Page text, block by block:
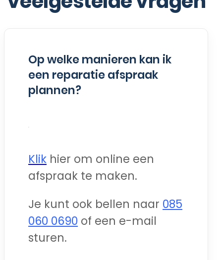
Op welke manieren kan ik
een reparatie afspraak
plannen?
Klik hier om online een
afspraak te maken.
Je kunt ook bellen naar 085
060 0690 of een e-mail
sturen.